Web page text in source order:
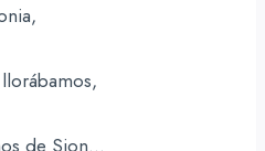
de Sion…